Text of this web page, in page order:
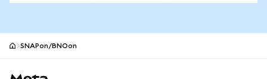
SNAPon/BNOon